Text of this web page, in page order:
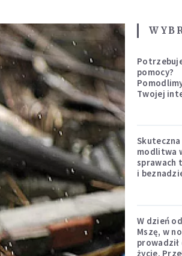
pomocy?
Twojej
Skuteczna
modlitwa
sprawach
i
W dzień
Mszę, w
życie.